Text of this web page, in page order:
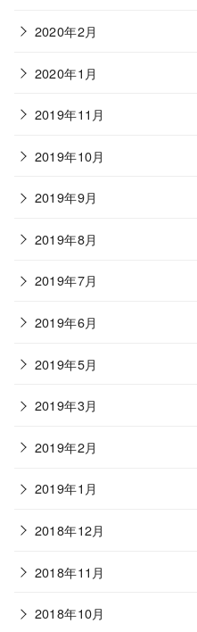
2020年2月
2020年1月
2019年11月
2019年10月
2019年9月
2019年8月
2019年7月
2019年6月
2019年5月
2019年3月
2019年2月
2019年1月
2018年12月
2018年11月
2018年10月